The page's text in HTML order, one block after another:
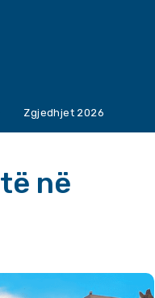
Zgjedhjet 2026
në